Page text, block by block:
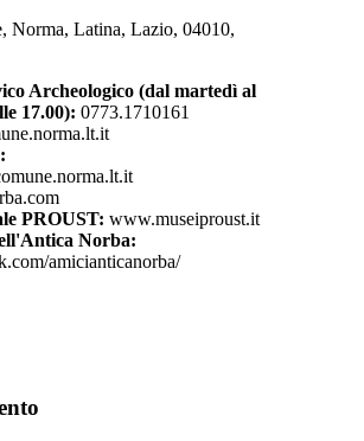
Norma, Latina, Lazio, 04010,
Archeologico (dal martedì al
17.00): 0773.1710161
PROUST: www.museiproust.it
Norba:
amicianticanorba/